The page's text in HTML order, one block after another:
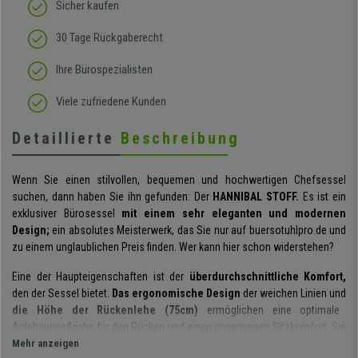
Sicher kaufen
30 Tage Rückgaberecht
Ihre Bürospezialisten
Viele zufriedene Kunden
Detaillierte Beschreibung
Wenn Sie einen stilvollen, bequemen und hochwertigen Chefsessel
suchen, dann haben Sie ihn gefunden: Der HANNIBAL STOFF. Es ist ein
exklusiver Bürosessel mit einem sehr eleganten und modernen
Design; ein absolutes Meisterwerk, das Sie nur auf buersotuhlpro.de und
zu einem unglaublichen Preis finden. Wer kann hier schon widerstehen?
Eine der Haupteigenschaften ist der überdurchschnittliche Komfort,
den der Sessel bietet. Das ergonomische Design der weichen Linien und
die Höhe der Rückenlehe (75cm) ermöglichen eine optimale
Anlehnungsfläche für den Rücken und einen ungemeinen Sitzkomfort. Sie
werden den Sessel mehrere Stunden nutzen können, ohne Müdigkeit zu
Mehr anzeigen